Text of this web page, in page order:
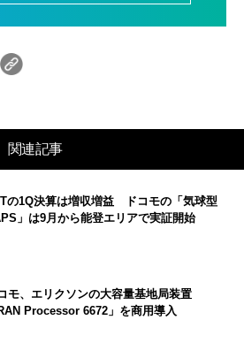
関連記事
の1Q決算は増収増益 ドコモの「気球型
」は9月から能登エリアで実証開始
モ、エリクソンの大容量基地局装置
RAN Processor 6672」を商用導入